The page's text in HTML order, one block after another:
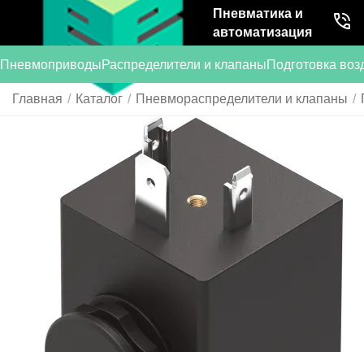
Пневматика и
автоматизация
ПневмоприводыРаспределители и клапаныПодготовка
Главная / Каталог / Пневмораспределители и клапаны /